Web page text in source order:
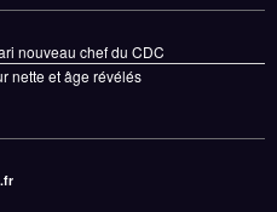
nouveau chef du CDC
nette et âge révélés